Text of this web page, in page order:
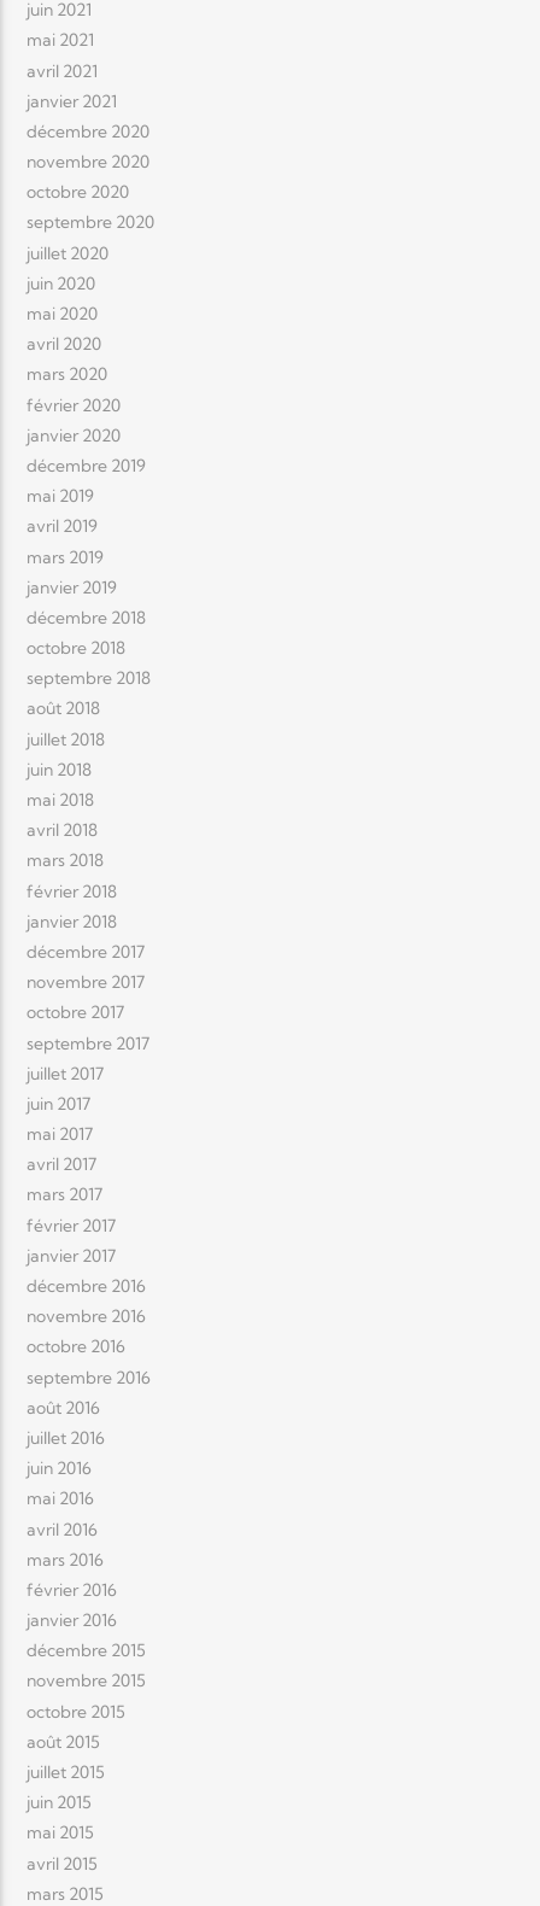
juin 2021
mai 2021
avril 2021
janvier 2021
décembre 2020
novembre 2020
octobre 2020
septembre 2020
juillet 2020
juin 2020
mai 2020
avril 2020
mars 2020
février 2020
janvier 2020
décembre 2019
mai 2019
avril 2019
mars 2019
janvier 2019
décembre 2018
octobre 2018
septembre 2018
août 2018
juillet 2018
juin 2018
mai 2018
avril 2018
mars 2018
février 2018
janvier 2018
décembre 2017
novembre 2017
octobre 2017
septembre 2017
juillet 2017
juin 2017
mai 2017
avril 2017
mars 2017
février 2017
janvier 2017
décembre 2016
novembre 2016
octobre 2016
septembre 2016
août 2016
juillet 2016
juin 2016
mai 2016
avril 2016
mars 2016
février 2016
janvier 2016
décembre 2015
novembre 2015
octobre 2015
août 2015
juillet 2015
juin 2015
mai 2015
avril 2015
mars 2015